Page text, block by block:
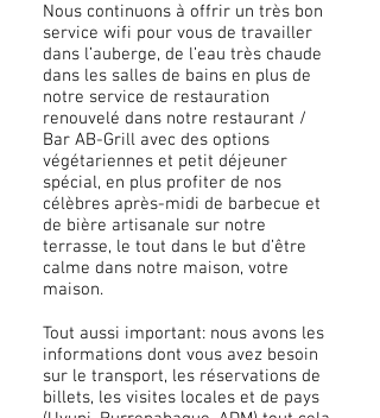
Nous continuons à offrir un très bon
service wifi pour vous de travailler
dans l’auberge, de l’eau très chaude
dans les salles de bains en plus de
notre service de restauration
renouvelé dans notre restaurant /
Bar AB-Grill avec des options
végétariennes et petit déjeuner
spécial, en plus profiter de nos
célèbres après-midi de barbecue et
de bière artisanale sur notre
terrasse, le tout dans le but d’être
calme dans notre maison, votre
maison.
Tout aussi important: nous avons les
informations dont vous avez besoin
sur le transport, les réservations de
billets, les visites locales et de pays